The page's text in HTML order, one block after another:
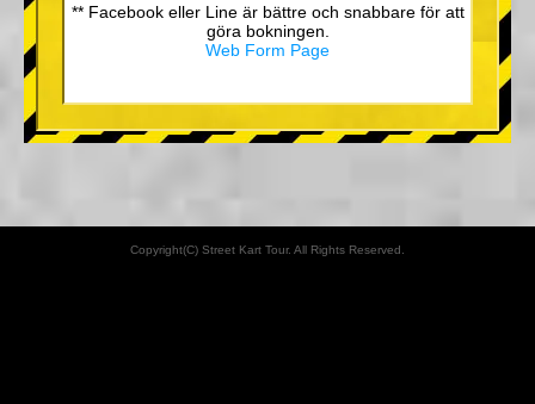
** Facebook eller Line är bättre och snabbare för att
göra bokningen.
Web Form Page
Copyright(C) Street Kart Tour. All Rights Reserved.